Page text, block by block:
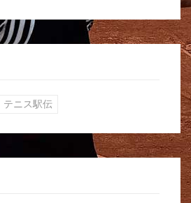
テニス駅伝